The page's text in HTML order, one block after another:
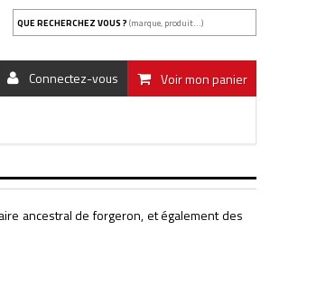
QUE RECHERCHEZ VOUS ? (marque, produit...)
Voir mon panier
Connectez-vous
ancestral de forgeron, et également des